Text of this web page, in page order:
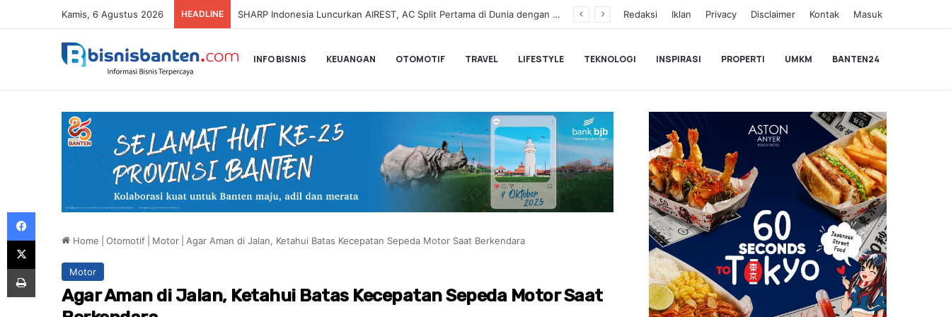
Kamis, 6 Agustus 2026 HEADLINE Honda Resmi Buka Pemesanan Honda Super-ONE di Indonesia Redaksi Iklan Privacy Disclaimer Kontak Masuk
INFO BISNIS KEUANGAN OTOMOTIF TRAVEL LIFESTYLE TEKNOLOGI INSPIRASI PROPERTI UMKM BANTEN24
Home Otomotif Motor Agar Aman di Jalan, Ketahui Batas Kecepatan Sepeda Motor Saat Berkendara
Motor
Agar Aman di Jalan, Ketahui Batas Kecepatan Sepeda Motor Saat
Facebook